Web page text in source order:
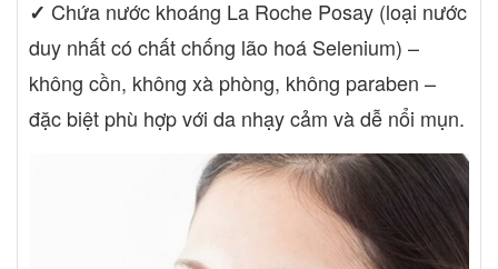
✓ Chứa nước khoáng La Roche Posay (loại nước
duy nhất có chất chống lão hoá Selenium) –
không cồn, không xà phòng, không paraben –
đặc biệt phù hợp với da nhạy cảm và dễ nổi mụn.